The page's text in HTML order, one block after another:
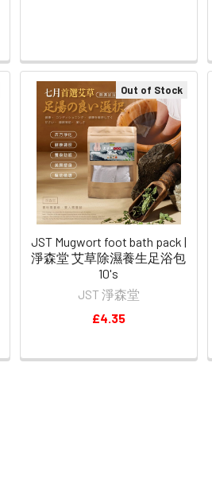
Out of Stock
JST Mugwort foot bath pack |
淨森堂 艾草除濕養生足浴包
10's
JST 淨森堂
£4.35